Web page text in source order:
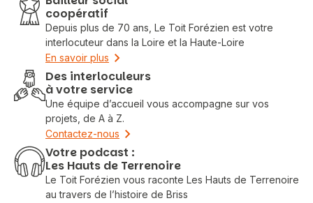
coopératif
Depuis plus de 70 ans, Le Toit Forézien est votre
interlocuteur dans la Loire et la Haute-Loire
En savoir plus
Des interloculeurs
à votre service
Une équipe d’accueil vous accompagne sur vos
projets, de A à Z.
Contactez-nous
Votre podcast :
Les Hauts de Terrenoire
Le Toit Forézien vous raconte Les Hauts de Terrenoire
au travers de l’histoire de Briss